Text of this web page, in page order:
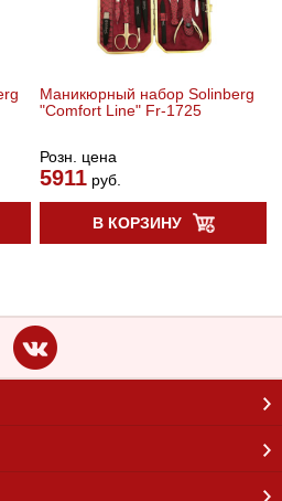
Маникюрный набор Solinberg
"Comfort Line" Fr-1725
Розн. цена
5911 руб.
В КОРЗИНУ